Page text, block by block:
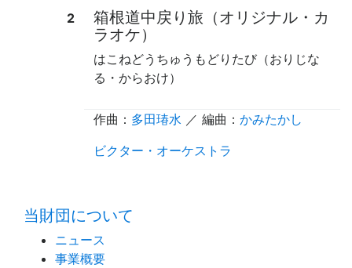
2
箱根道中戻り旅（オリジナル・カ
ラオケ）
はこねどうちゅうもどりたび（おりじな
る・からおけ）
作曲： 多田瑃水 ／ 編曲： かみたかし
ビクター・オーケストラ
当財団について
ニュース
事業概要